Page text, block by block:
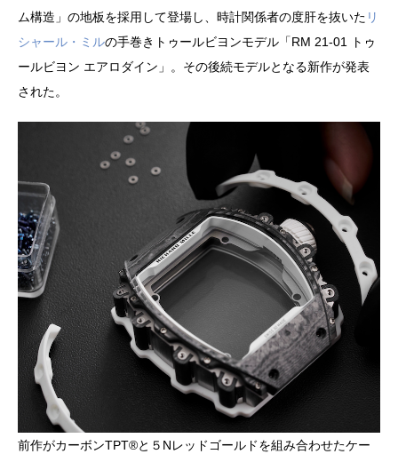
ム構造」の地板を採用して登場し、時計関係者の度肝を抜いた リ
シャール・ミルの手巻きトゥールビヨンモデル「RM 21-01 トゥ
ールビヨン エアロダイン」。その後続モデルとなる新作が発表
された。
前作がカーボンTPT®︎と５Nレッドゴールドを組み合わせたケー